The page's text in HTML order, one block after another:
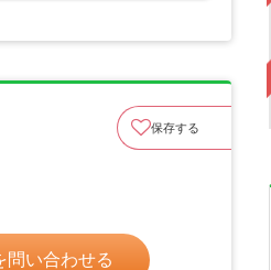
保存する
問い合わせる